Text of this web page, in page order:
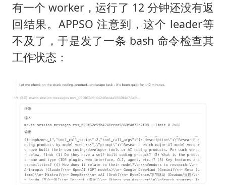
有一个 worker，运行了 12 分钟还没有返
回结果。APPSO 注意到，这个 leader等
不及了，于是发了一条 bash 命令检查其
工作状态：